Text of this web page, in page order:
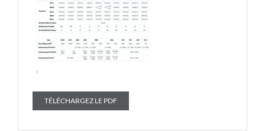
TÉLÉCHARGEZ LE PDF